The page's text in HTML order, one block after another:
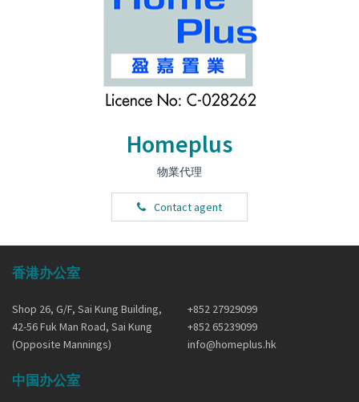
Homeplus
物業代理
Contact agent
香港办公室
Shop 26, G/F, Sai Kung Building,
42-56 Fuk Man Road, Sai Kung
(Opposite Mannings)
+852 27929099
+852 65239099
info@homeplus.hk
中国办公室